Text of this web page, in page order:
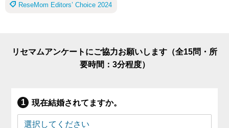
ReseMom Editors’ Choice 2024
リセマムアンケートにご協力お願いします（全15問・所
要時間：3分程度）
現在結婚されてますか。